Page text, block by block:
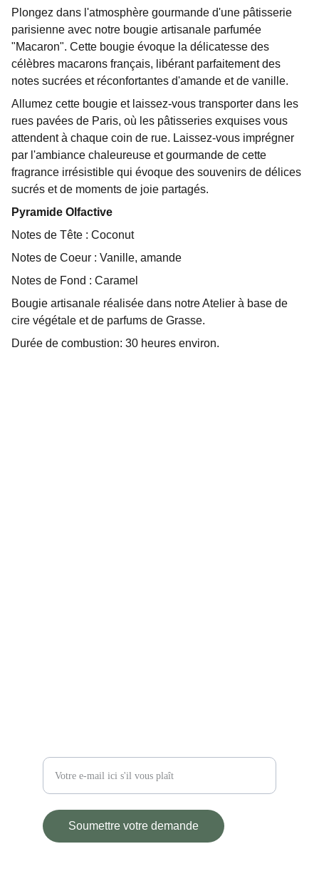
Plongez dans l'atmosphère gourmande d'une pâtisserie
parisienne avec notre bougie artisanale parfumée
"Macaron". Cette bougie évoque la délicatesse des
célèbres macarons français, libérant parfaitement des
notes sucrées et réconfortantes d'amande et de vanille.
Allumez cette bougie et laissez-vous transporter dans les
rues pavées de Paris, où les pâtisseries exquises vous
attendent à chaque coin de rue. Laissez-vous imprégner
par l'ambiance chaleureuse et gourmande de cette
fragrance irrésistible qui évoque des souvenirs de délices
sucrés et de moments de joie partagés.
Pyramide Olfactive
Notes de Tête : Coconut
Notes de Coeur : Vanille, amande
Notes de Fond : Caramel
Bougie artisanale réalisée dans notre Atelier à base de
cire végétale et de parfums de Grasse.
Durée de combustion: 30 heures environ.
Soumettre votre demande